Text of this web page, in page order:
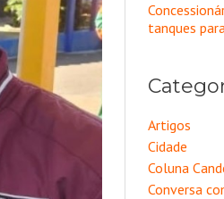
tanques
Artigos
Cidade
Coluna
Conversa